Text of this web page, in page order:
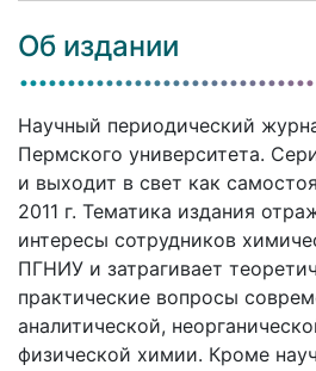
Об издании
Научный периодический
Пермского университета.
и выходит в свет как
2011 г. Тематика издания
интересы сотрудников
ПГНИУ и затрагивает
практические вопросы
аналитической,
физической химии. Кроме